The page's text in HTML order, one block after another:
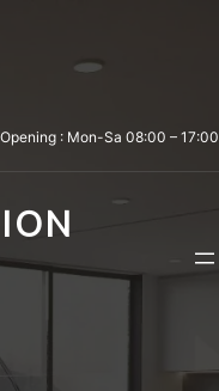
Opening : Mon-Sa 08:00 – 17:00